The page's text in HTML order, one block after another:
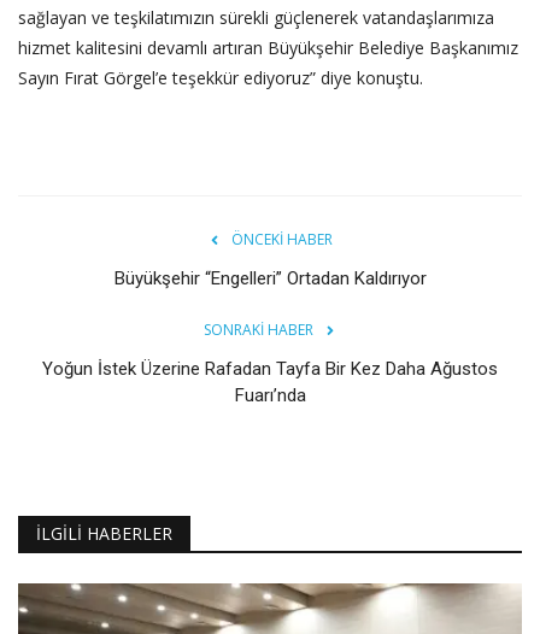
sağlayan ve teşkilatımızın sürekli güçlenerek vatandaşlarımıza
hizmet kalitesini devamlı artıran Büyükşehir Belediye Başkanımız
Sayın Fırat Görgel’e teşekkür ediyoruz” diye konuştu.
ÖNCEKI HABER
Büyükşehir “Engelleri” Ortadan Kaldırıyor
SONRAKI HABER
Yoğun İstek Üzerine Rafadan Tayfa Bir Kez Daha Ağustos
Fuarı’nda
İLGILI HABERLER